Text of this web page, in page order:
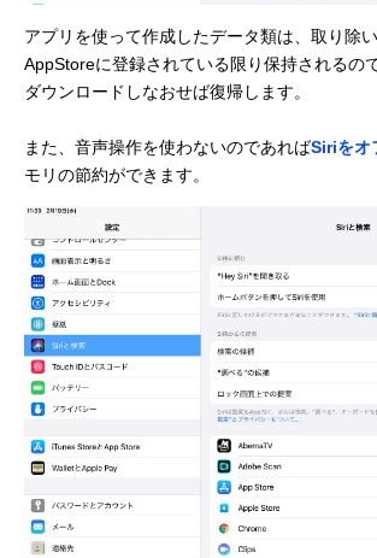
アプリを使って作成したデータ類は、取り除
AppStoreに登録されている限り保持されるの
ダウンロードしなおせば復帰します。
また、音声操作を使わないのであればSiriをオ
モリの節約ができます。